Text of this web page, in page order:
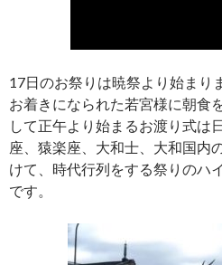
17日のお祭りは暁祭より始まり
お着きになられた若宮様に朝食
して正午より始まるお渡り式は
座、猿楽座、大和士、大和国内
けて、時代行列をする祭りのハ
です。